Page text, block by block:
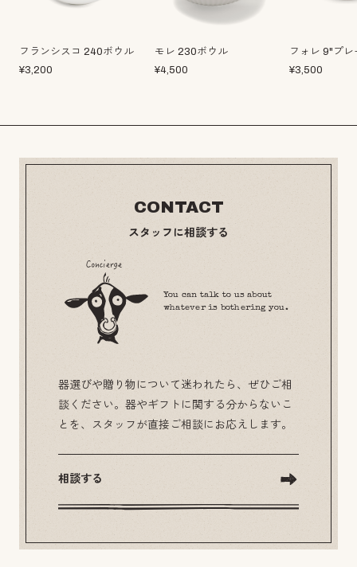
フランシスコ 240ボウル
¥3,200
モレ 230ボウル
¥4,500
フォレ 9"プレ
¥3,500
CONTACT
スタッフに相談する
You can talk to us about
whatever is bothering you.
器選びや贈り物について迷われたら、ぜひご相
談ください。器やギフトに関する分からないこ
とを、スタッフが直接ご相談にお応えします。
相談する